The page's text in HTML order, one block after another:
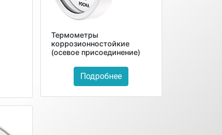
Термометры
коррозионностойкие
(осевое присоединение)
Подробнее